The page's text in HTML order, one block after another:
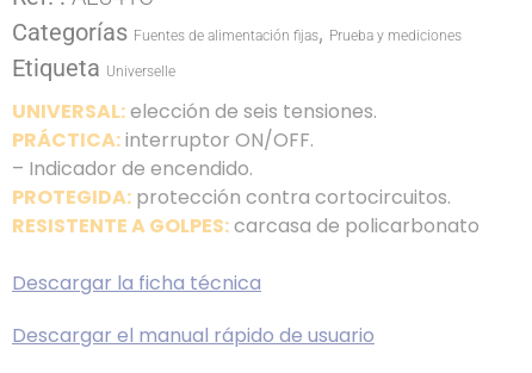
Categorías Fuentes de alimentación fijas, Prueba y mediciones
Etiqueta Universelle
UNIVERSAL:elección de seis tensiones.
PRÁCTICA:interruptor ON/OFF.
– Indicador de encendido.
PROTEGIDA: protección contra cortocircuitos.
RESISTENTE A GOLPES:carcasa de policarbonato
Descargar la ficha técnica
Descargar el manual rápido de usuario